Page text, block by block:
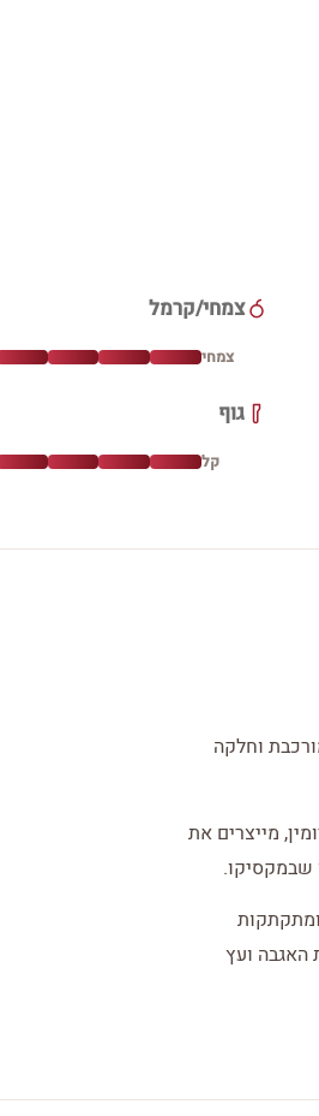
צמחי/קרמל
צמחי
גוף
קל
וחלקה
מייצרים את
האגבה ועץ